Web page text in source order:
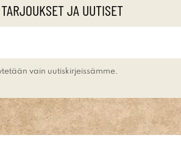
JA UUTISET
vain uutiskirjeissämme.